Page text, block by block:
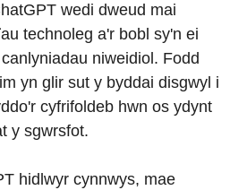
wedi dweud mai
technoleg a'r bobl sy'n ei
niweidiol. Fodd
yn glir sut y byddai disgwyl i
cyfrifoldeb hwn os ydynt
y sgwrsfot.
hidlwyr cynnwys, mae